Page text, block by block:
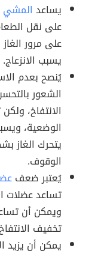
يساعد المشي
على نقل
على مرور
يسبب الانزعاج.
يُنصح بعدم
الشعور
الانتفاخ،
الوضعية،
يتحرك الغاز
الوقوف.
يُعتبر ضعف
تساعد عضلات
ويمكن أن
تخفيف
يمكن أن يزيد